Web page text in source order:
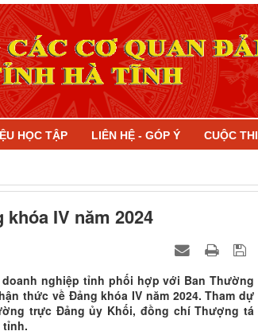
HỌC TẬP LIÊN HỆ - GÓP Ý CUỘC THI
IV năm 2024
nghiệp tỉnh phối hợp với Ban Thường
thức về Đảng khóa IV năm 2024. Tham dự
trực Đảng ủy Khối, đồng chí Thượng tá
tỉnh.